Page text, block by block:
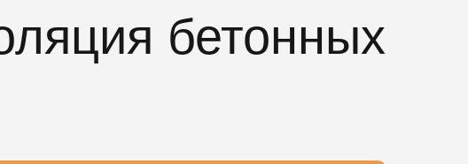
бетонных